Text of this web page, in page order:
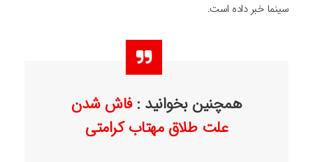
سینما خبر داده است.
همچنین بخوانید :فاش شدن
علت طلاق مهتاب کرامتی